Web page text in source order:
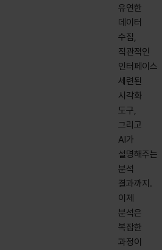
유연한
데이터
수집,
직관적인
인터페이스
세련된
시각화
도구,
그리고
AI가
설명해주는
분석
결과까지.
이제
분석은
복잡한
과정이